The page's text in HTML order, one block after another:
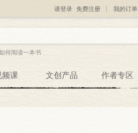
请登录 免费注册 我的订单
何阅读一本书
频课 文创产品 作者专区